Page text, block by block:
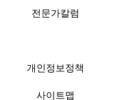
전문가칼럼
개인정보정책
사이트맵